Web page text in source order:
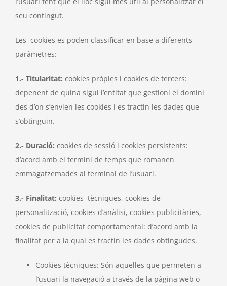
seu contingut.
Les cookies es poden classificar en base a diferents
paràmetres:
1.- Titularitat: cookies pròpies i cookies de tercers:
depenent de quina sigui l’entitat que gestioni el domini
des d’on s’envien les cookies i es tractin les dades que
s’obtinguin.
2.- Duració: cookies de sessió i cookies persistents:
d’acord amb el termini de temps que romanen
emmagatzemades al terminal de l’usuari.
3.- Finalitat: cookies tècniques, cookies de
personalització, cookies d’anàlisi, cookies publicitàries,
cookies de publicitat comportamental: d’acord amb la
finalitat per a la qual es tractin les dades obtingudes.
Cookies tècniques: Són aquelles que permeten a
l’usuari la navegació a través de la pàgina web o